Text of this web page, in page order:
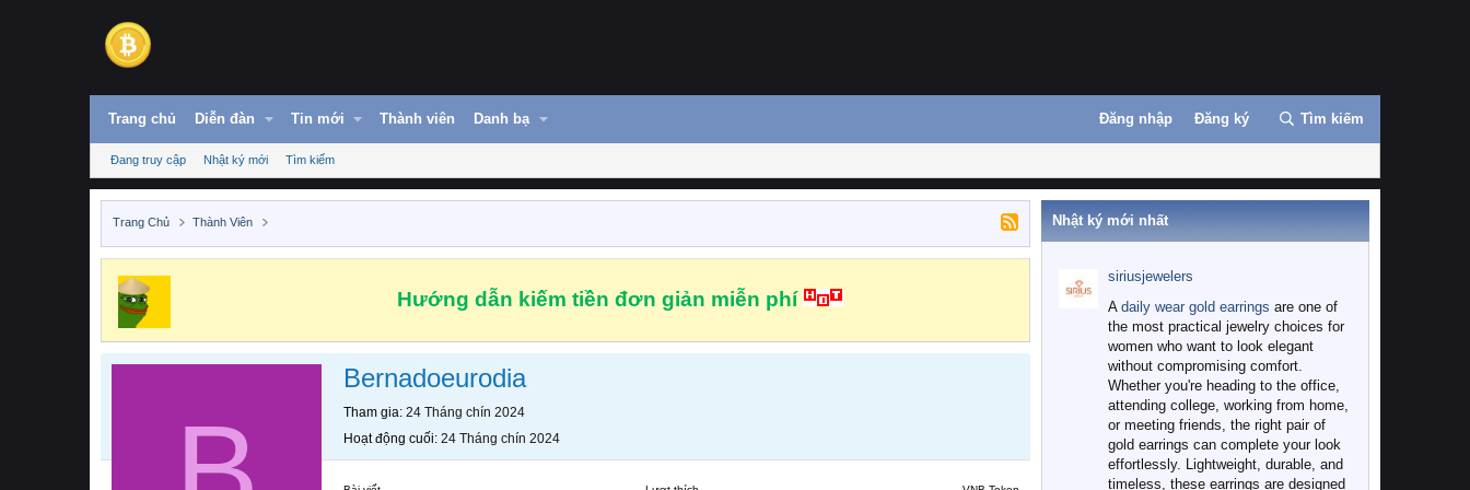
Trang chủ Diễn đàn Tin mới Thành viên Danh bạ Đăng nhập Đăng ký Tìm kiếm
Đang truy cập Nhật ký mới Tìm kiếm
Trang Chủ Thành Viên
Hướng dẫn kiếm tiền đơn giản miễn phí
Bernadoeurodia
Tham gia 24 Tháng chín 2024
Hoạt động cuối 24 Tháng chín 2024
Nhật ký mới nhất
siriusjewelers
A daily wear gold earrings are one of
the most practical jewelry choices for
women who want to look elegant
without compromising comfort.
Whether you're heading to the office,
attending college, working from home,
or meeting friends, the right pair of
gold earrings can complete your look
effortlessly. Lightweight, durable, and
timeless, these earrings are designed